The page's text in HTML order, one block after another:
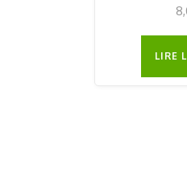
LIRE